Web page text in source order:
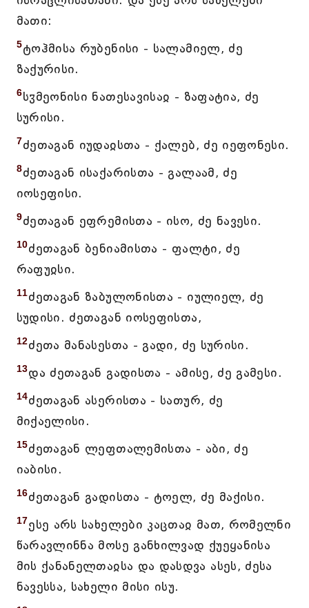
მათი:
5ტოჰმისა რუბენისი - სალამიელ, ძე
ზაქურისი.
6სჳმეონისი ნათესავისაჲ - ზაფატია, ძე
სურისი.
7ძეთაგან იუდაჲსთა - ქალებ, ძე იეფონესი.
8ძეთაგან ისაქარისთა - გალაამ, ძე
იოსეფისი.
9ძეთაგან ეფრემისთა - ისო, ძე ნავესი.
10ძეთაგან ბენიამისთა - ფალტი, ძე
რაფუჲსი.
11ძეთაგან ზაბულონისთა - იულიელ, ძე
სუდისი. ძეთაგან იოსეფისთა,
12ძეთა მანასესთა - გადი, ძე სურისი.
13და ძეთაგან გადისთა - ამისე, ძე გამესი.
14ძეთაგან ასერისთა - სათურ, ძე
მიქაელისი.
15ძეთაგან ლეფთალემისთა - აბი, ძე
იაბისი.
16ძეთაგან გადისთა - ტოელ, ძე მაქისი.
17ესე არს სახელები კაცთაჲ მათ, რომელნი
წარავლინნა მოსე განხილვად ქუეყანისა
მის ქანანელთაჲსა და დასდვა ასეს, ძესა
ნავესსა, სახელი მისი ისუ.